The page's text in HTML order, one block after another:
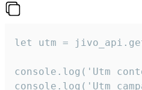
let utm =
console.log('Utm
console.log('Utm